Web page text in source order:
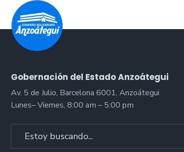
Gobernación del Estado Anzoátegui
Av. 5 de Julio, Barcelona 6001, Anzoátegui
Lunes– Viernes, 8:00 am – 5:00 pm